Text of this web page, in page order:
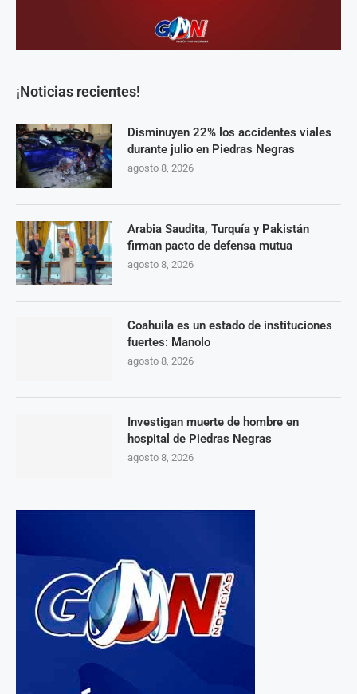
¡Noticias recientes!
Disminuyen 22% los accidentes viales
durante julio en Piedras Negras
agosto 8, 2026
Arabia Saudita, Turquía y Pakistán
firman pacto de defensa mutua
agosto 8, 2026
Coahuila es un estado de instituciones
fuertes: Manolo
agosto 8, 2026
Investigan muerte de hombre en
hospital de Piedras Negras
agosto 8, 2026